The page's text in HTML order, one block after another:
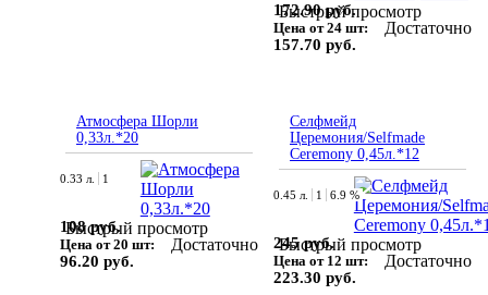
Быстрый просмотр
172.90 руб.
Цена от 24 шт:
157.70 руб.
Достаточно
Атмосфера Шорли
0,33л.*20
Быстрый просмотр
0.33 л. 1
108 руб.
Цена от 20 шт:
96.20 руб.
Достаточно
Селфмейд
Церемония/Selfmade
Ceremony 0,45л.*12
Быстрый просмотр
0.45 л. 1 6.9 %
245 руб.
Цена от 12 шт:
223.30 руб.
Достаточно